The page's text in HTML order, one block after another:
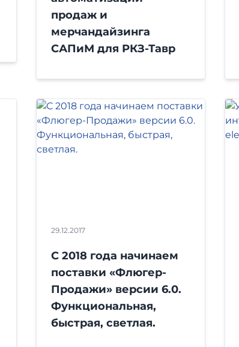
продаж и
мерчандайзинга
САПиМ для РКЗ-Тавр
29.12.2017
С 2018 года начинаем
поставки «Флюгер-
Продажи» версии 6.0.
Функциональная,
быстрая, светлая.